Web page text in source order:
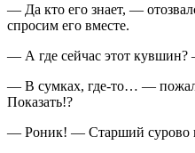
— Да кто его знает, —
спросим его вместе.
— А где сейчас этот кувшин?
— В сумках, где-то… —
Показать!?
— Роник! — Старший сурово